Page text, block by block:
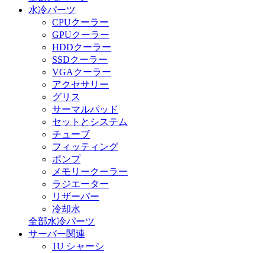
水冷パーツ
CPUクーラー
GPUクーラー
HDDクーラー
SSDクーラー
VGAクーラー
アクセサリー
グリス
サーマルパッド
セットとシステム
チューブ
フィッティング
ポンプ
メモリークーラー
ラジエーター
リザーバー
冷却水
全部水冷パーツ
サーバー関連
1U シャーシ